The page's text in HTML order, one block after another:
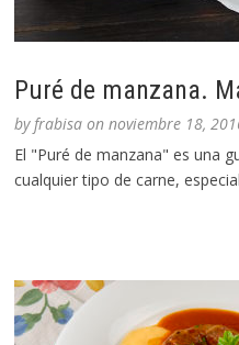
Puré de manzana.
byfrabisa onnoviembre 18,
El "Puré de manzana" es una
cualquier tipo de carne,